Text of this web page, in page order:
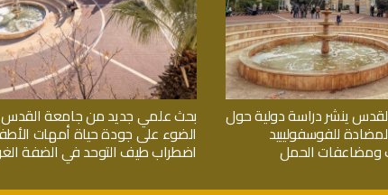
ينشر دراسة دولية حول
للفوسفوليبيد
ومضاعفات الحمل
بحث علمي جديد من جامعة
الضوء على جودة حياة أمهات
اضطراب طيف التوحد في الضفة